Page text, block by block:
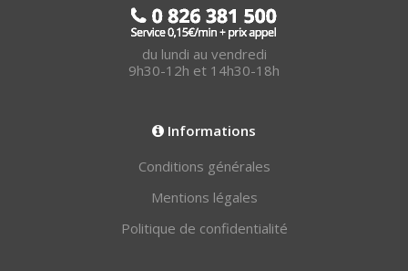
du lundi au vendredi
9h30-12h et 14h30-18h
Informations
Conditions générales
Mentions légales
Politique de confidentialité